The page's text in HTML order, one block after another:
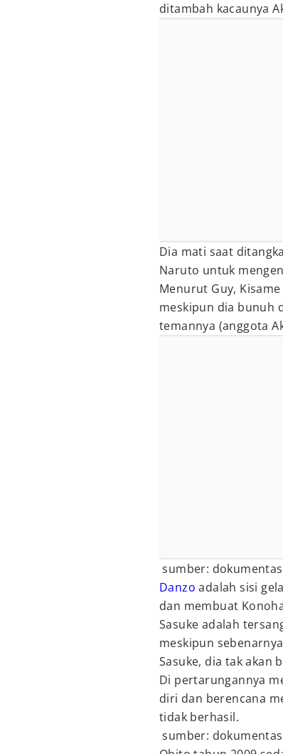
ditambah kacaunya
Dia mati saat
Naruto untuk
Menurut Guy,
meskipun dia bunuh
temannya (anggota
sumber:
Danzo adalah sisi
dan membuat
Sasuke adalah
meskipun
Sasuke, dia tak akan
Di pertarungannya
diri dan berencana
tidak berhasil.
sumber: